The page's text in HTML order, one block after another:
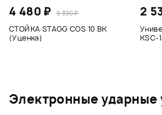
4 480 ₽ 6 390 ₽
СТОЙКА STAGG COS 10 BK
(Уценка)
2
KSC-
Электронные ударные